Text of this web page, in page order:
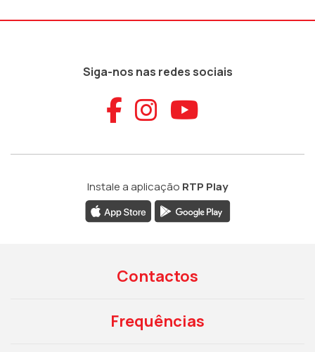
Siga-nos nas redes sociais
Aceder ao
Aceder ao
Aceder
Instale a aplicação RTP Play
Contactos
Frequências